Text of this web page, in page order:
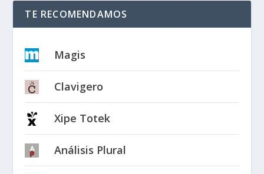
TE RECOMENDAMOS
Magis
Clavigero
Xipe Totek
Análisis Plural